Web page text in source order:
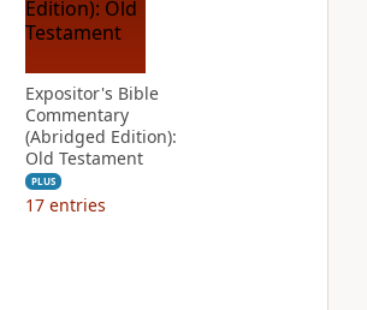
Expositor's Bible
Commentary
(Abridged Edition):
Old Testament
PLUS
17 entries